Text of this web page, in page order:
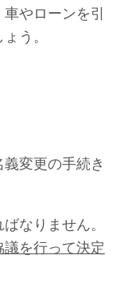
やローンを引
う。
変更の手続き
なりません。
を行って決定